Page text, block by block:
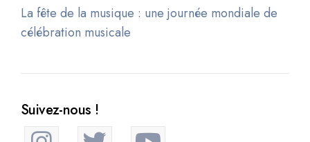
La fête de la musique : une journée mondiale de
célébration musicale
Suivez-nous !